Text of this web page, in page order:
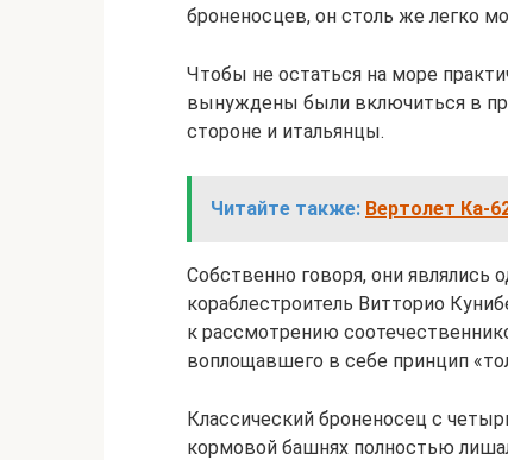
броненосцев, он столь же легко
Чтобы не остаться на море
вынуждены были включиться в
стороне и итальянцы.
Читайте также: Вертолет Ка-
Собственно говоря, они являлись
кораблестроитель Витторио
к рассмотрению
воплощавшего в себе принцип
Классический броненосец с
кормовой башнях полностью